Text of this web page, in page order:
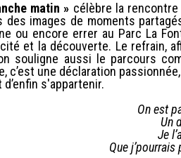
matin » célèbre la
des images de moments
ou encore errer au Parc La
et la découverte. Le refrain,
souligne aussi le parcours
c’est une déclaration
d’enfin s'appartenir.
On est
Un
Je
Que